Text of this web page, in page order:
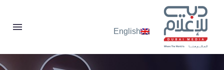
English